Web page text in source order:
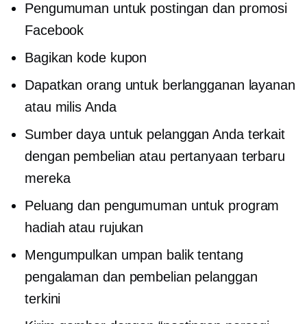
Pengumuman untuk postingan dan promosi
Facebook
Bagikan kode kupon
Dapatkan orang untuk berlangganan layanan
atau milis Anda
Sumber daya untuk pelanggan Anda terkait
dengan pembelian atau pertanyaan terbaru
mereka
Peluang dan pengumuman untuk program
hadiah atau rujukan
Mengumpulkan umpan balik tentang
pengalaman dan pembelian pelanggan
terkini